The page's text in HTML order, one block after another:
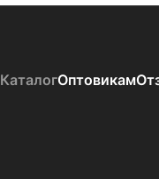
КаталогОптовикам